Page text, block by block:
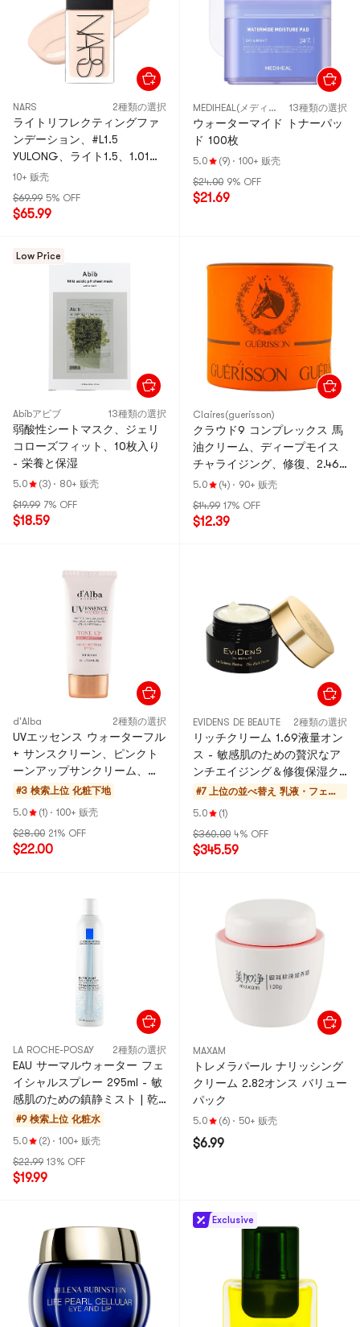
NARS 2種類の選択
ライトリフレクティングファ
ンデーション、#L1.5
YULONG、ライト1.5、1.01液
量オンス【新製品】
10+ 贩壳
$69.99 5% OFF
$65.99
MEDIHEAL(メディヒール) 13種類の選択
ウォーターマイド トナーパッ
ド 100枚
5.0 (9) · 100+ 贩壳
$24.00 9% OFF
$21.69
Low Price
Abibアビブ 13種類の選択
弱酸性シートマスク、ジェリ
コローズフィット、10枚入り
- 栄養と保湿
5.0 (3) · 80+ 贩壳
$19.99 7% OFF
$18.59
Claires(guerisson)
クラウド9 コンプレックス 馬
油クリーム、ディープモイス
チャライジング、修復、2.46
オンス
5.0 (4) · 90+ 贩壳
$14.99 17% OFF
$12.39
d'Alba 2種類の選択
UVエッセンス ウォーターフル
+ サンスクリーン、ピンクト
ーンアップサンクリーム、
SPF50+、1.69液量オンス - ヴ
#3 検索上位 化粧下地
5.0
(1) · 100+ 贩壳
$28.00 21% OFF
$22.00
EVIDENS DE BEAUTE 2種類の選択
リッチクリーム 1.69液量オン
ス - 敏感肌のための贅沢なア
ンチエイジング＆修復保湿ク
リーム
#7 上位の並べ替え 乳液・フェイ
5.0
(1)
$360.00 4% OFF
$345.59
LA ROCHE-POSAY 2種類の選択
EAU サーマルウォーター フェ
イシャルスプレー 295ml - 敏
感肌のための鎮静ミスト | 乾
燥と赤みを軽減
#9 検索上位 化粧水
5.0
(2) · 100+ 贩壳
$22.99 13% OFF
$19.99
MAXAM
トレメラパール ナリッシング
クリーム 2.82オンス バリュー
パック
5.0 (6) · 50+ 贩壳
$6.99
Exclusive